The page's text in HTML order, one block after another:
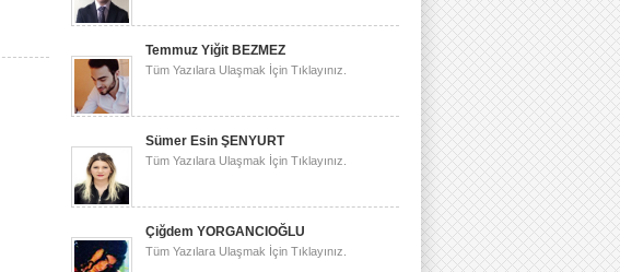
Temmuz Yiğit BEZMEZ
Tüm Yazılara Ulaşmak İçin Tıklayınız.
Sümer Esin ŞENYURT
Tüm Yazılara Ulaşmak İçin Tıklayınız.
Çiğdem YORGANCIOĞLU
Tüm Yazılara Ulaşmak İçin Tıklayınız.